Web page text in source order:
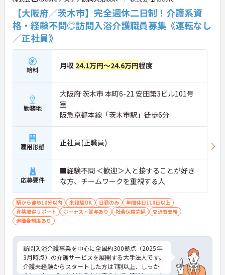
【大阪府／茨木市】完全週休二日制！介護系資
格・経験不問◎訪問入浴介護職員募集《運転なし
／正社員》
給料 月収 24.1万円～24.6万円程度
勤務地
大阪府 茨木市 本町6-21 安田第3ビル101号
室
阪急京都本線「茨木市駅」徒歩6分
雇用形態 正社員(正職員)
応募要件
■経験不問 ＜歓迎＞人と接することが好き
な方、チームワークを重視する人
駅から徒歩10分以内 未経験OK 日勤のみ
年間休日110日以上
資格取得サポート
ボーナス・賞与あり 社会保険完備
交通費支給
退職金制度あり
訪問入浴介護事業を中心に全国約300拠点（2025年
3月時点）の介護サービスを展開する大手法人です。
介護未経験からスタートした方は7割以上、しっか